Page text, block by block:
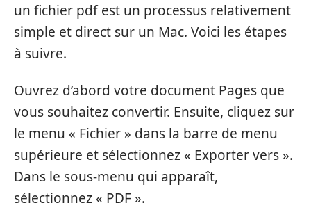
un fichier pdf est un processus relativement
simple et direct sur un Mac. Voici les étapes
à suivre.
Ouvrez d’abord votre document Pages que
vous souhaitez convertir. Ensuite, cliquez sur
le menu « Fichier » dans la barre de menu
supérieure et sélectionnez « Exporter vers ».
Dans le sous-menu qui apparaît,
sélectionnez « PDF ».